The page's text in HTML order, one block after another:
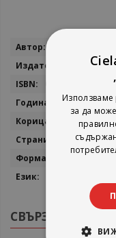
Повече
QUE
Меки
870
СВЪРЗАНИ
Използваме
за да